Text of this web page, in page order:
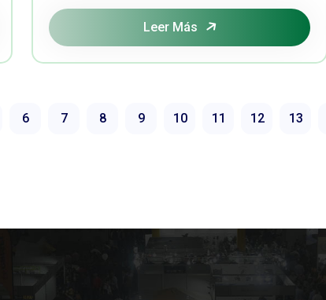
Leer Más
6 7 8 9 10 11 12 13